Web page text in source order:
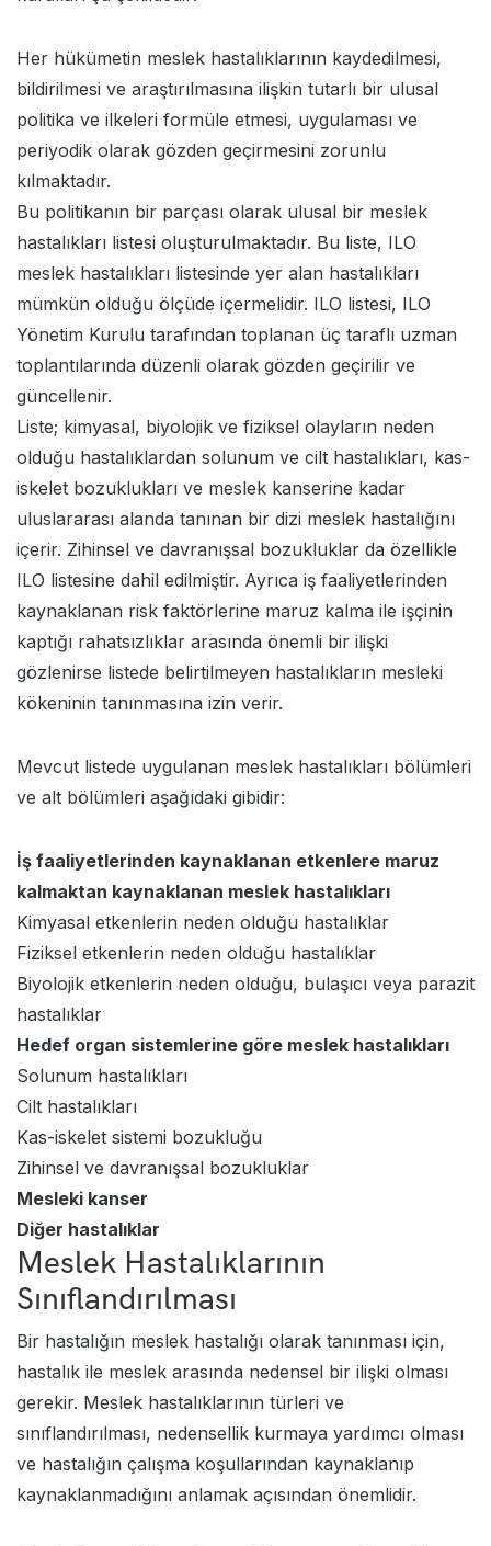
Her hükümetin meslek hastalıklarının kaydedilmesi,
bildirilmesi ve araştırılmasına ilişkin tutarlı bir ulusal
politika ve ilkeleri formüle etmesi, uygulaması ve
periyodik olarak gözden geçirmesini zorunlu
kılmaktadır.
Bu politikanın bir parçası olarak ulusal bir meslek
hastalıkları listesi oluşturulmaktadır. Bu liste, ILO
meslek hastalıkları listesinde yer alan hastalıkları
mümkün olduğu ölçüde içermelidir. ILO listesi, ILO
Yönetim Kurulu tarafından toplanan üç taraflı uzman
toplantılarında düzenli olarak gözden geçirilir ve
güncellenir.
Liste; kimyasal, biyolojik ve fiziksel olayların neden
olduğu hastalıklardan solunum ve cilt hastalıkları, kas-
iskelet bozuklukları ve meslek kanserine kadar
uluslararası alanda tanınan bir dizi meslek hastalığını
içerir. Zihinsel ve davranışsal bozukluklar da özellikle
ILO listesine dahil edilmiştir. Ayrıca iş faaliyetlerinden
kaynaklanan risk faktörlerine maruz kalma ile işçinin
kaptığı rahatsızlıklar arasında önemli bir ilişki
gözlenirse listede belirtilmeyen hastalıkların mesleki
kökeninin tanınmasına izin verir.
Mevcut listede uygulanan meslek hastalıkları bölümleri
ve alt bölümleri aşağıdaki gibidir:
İş faaliyetlerinden kaynaklanan etkenlere maruz
kalmaktan kaynaklanan meslek hastalıkları
Kimyasal etkenlerin neden olduğu hastalıklar
Fiziksel etkenlerin neden olduğu hastalıklar
Biyolojik etkenlerin neden olduğu, bulaşıcı veya parazit
hastalıklar
Hedef organ sistemlerine göre meslek hastalıkları
Solunum hastalıkları
Cilt hastalıkları
Kas-iskelet sistemi bozukluğu
Zihinsel ve davranışsal bozukluklar
Mesleki kanser
Diğer hastalıklar
Meslek Hastalıklarının
Sınıflandırılması
Bir hastalığın meslek hastalığı olarak tanınması için,
hastalık ile meslek arasında nedensel bir ilişki olması
gerekir. Meslek hastalıklarının türleri ve
sınıflandırılması, nedensellik kurmaya yardımcı olması
ve hastalığın çalışma koşullarından kaynaklanıp
kaynaklanmadığını anlamak açısından önemlidir.